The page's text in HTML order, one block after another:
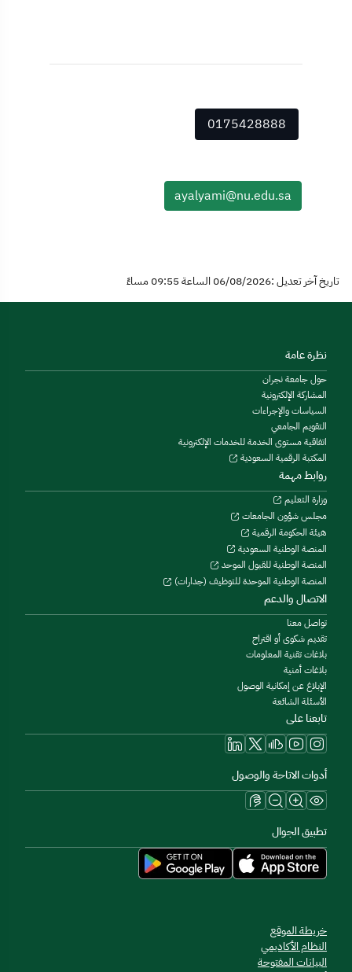
0175428888
ayalyami@nu.edu.sa
تاريخ آخر تعديل :06/08/2026 الساعة 09:55 مساءً
نظرة عامة
حول جامعة نجران
المشاركة الإلكترونية
السياسات والإجراءات
التقويم الجامعي
اتفاقية مستوى الخدمة للخدمات الإلكترونية
المكتبة الرقمية السعودية
روابط مهمة
وزارة التعليم
مجلس شؤون الجامعات
هيئة الحكومة الرقمية
المنصة الوطنية السعودية
المنصة الوطنية للقبول الموحد
المنصة الوطنية الموحدة للتوظيف (جدارات)
الاتصال والدعم
تواصل معنا
تقديم شكوى أو اقتراح
بلاغات تقنية المعلومات
بلاغات أمنية
الإبلاغ عن إمكانية الوصول
الأسئلة الشائعة
تابعنا على
أدوات الاتاحة والوصول
تطبيق الجوال
خريطة الموقع
النظام الأكاديمي
البيانات المفتوحة